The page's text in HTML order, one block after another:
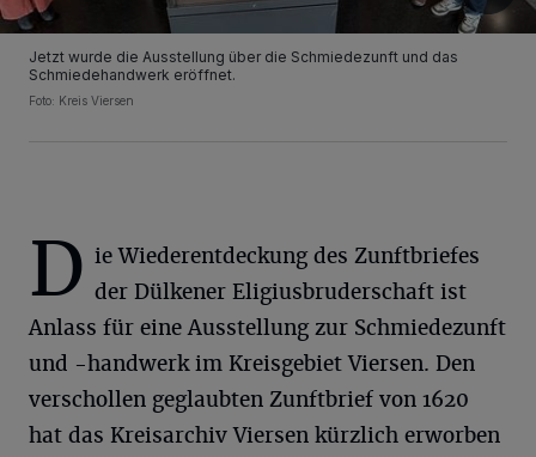
Jetzt wurde die Ausstellung über die Schmiedezunft und das
Schmiedehandwerk eröffnet.
Foto: Kreis Viersen
D ie Wiederentdeckung des Zunftbriefes
der Dülkener Eligiusbruderschaft ist
Anlass für eine Ausstellung zur Schmiedezunft
und -handwerk im Kreisgebiet Viersen. Den
verschollen geglaubten Zunftbrief von 1620
hat das Kreisarchiv Viersen kürzlich erworben